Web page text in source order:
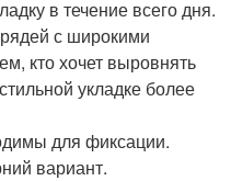
в течение всего дня.
с широкими
кто хочет выровнять
укладке более
для фиксации.
вариант.